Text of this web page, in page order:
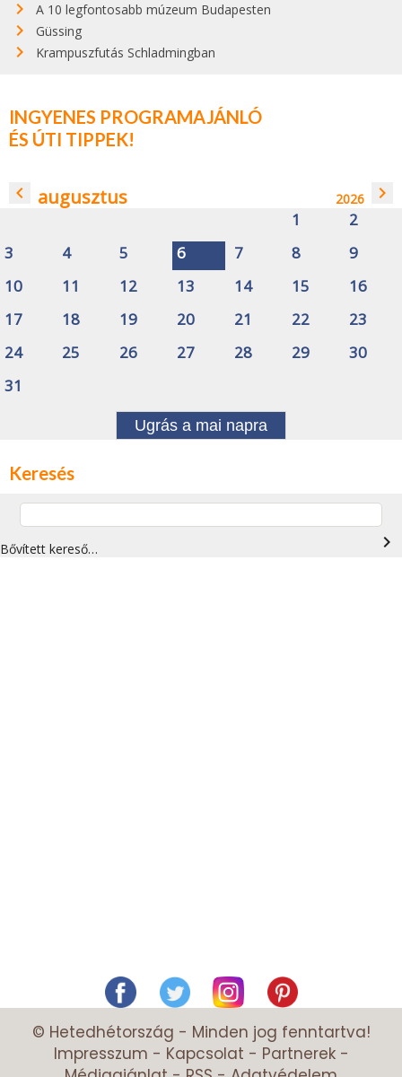
A 10 legfontosabb múzeum Budapesten
Güssing
Krampuszfutás Schladmingban
INGYENES PROGRAMAJÁNLÓ
ÉS ÚTI TIPPEK!
navigate_before augusztus 2026 navigate_next
1
2
3
4 5 6 7 8
9
10
11 12 13 14 15
16
17
18 19 20 21 22
23
24
25 26 27 28 29
30
31
Ugrás a mai napra
Keresés
Bővített kereső… navigate_next
© Hetedhétország - Minden jog fenntartva!
Impresszum - Kapcsolat - Partnerek-